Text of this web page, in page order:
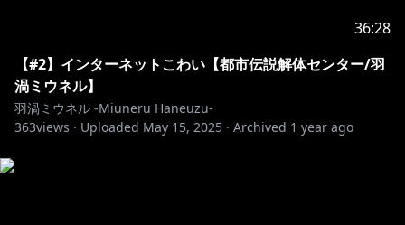
･･･････････････････････････････
36:28
【#2】インターネットこわい【都市伝説解体センター/羽
渦ミウネル】
羽渦ミウネル -Miuneru Haneuzu-
363views · Uploaded May 15, 2025 · Archived 1 year ago